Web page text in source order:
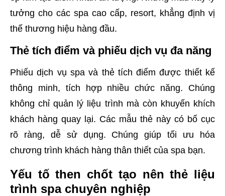
tưởng cho các spa cao cấp, resort, khẳng định vị
thế thương hiệu hàng đầu.
Thẻ tích điểm và phiếu dịch vụ đa năng
Phiếu dịch vụ spa và thẻ tích điểm được thiết kế
thông minh, tích hợp nhiều chức năng. Chúng
không chỉ quản lý liệu trình mà còn khuyến khích
khách hàng quay lại. Các mẫu thẻ này có bố cục
rõ ràng, dễ sử dụng. Chúng giúp tối ưu hóa
chương trình khách hàng thân thiết của spa bạn.
Yếu tố then chốt tạo nên thẻ liệu
trình spa chuyên nghiệp